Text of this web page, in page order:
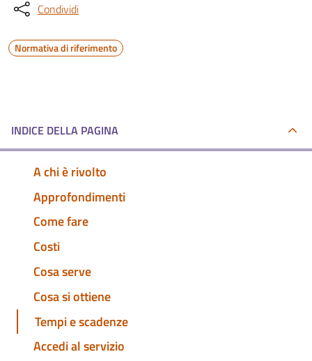
Condividi
Normativa di riferimento
INDICE DELLA PAGINA
A chi è rivolto
Approfondimenti
Come fare
Costi
Cosa serve
Cosa si ottiene
Tempi e scadenze
Accedi al servizio